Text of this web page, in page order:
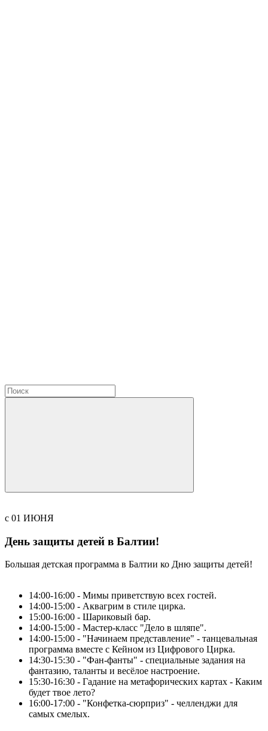
c 01 ИЮНЯ
День защиты детей в Балтии!
Большая детская программа в Балтии ко Дню защиты детей!
14:00-16:00 - Мимы приветствую всех гостей.
14:00-15:00 - Аквагрим в стиле цирка.
15:00-16:00 - Шариковый бар.
14:00-15:00 - Мастер-класс "Дело в шляпе".
14:00-15:00 - "Начинаем представление" - танцевальная
программа вместе с Кейном из Цифрового Цирка.
14:30-15:30 - "Фан-фанты" - специальные задания на
фантазию, таланты и весёлое настроение.
15:30-16:30 - Гадание на метафорических картах - Каким
будет твое лето?
16:00-17:00 - "Конфетка-сюрприз" - челленджи для
самых смелых.